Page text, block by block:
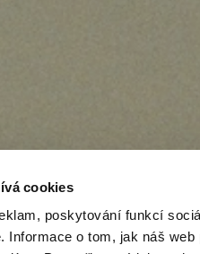
cookies
poskytování funkcí
Informace o tom, jak náš